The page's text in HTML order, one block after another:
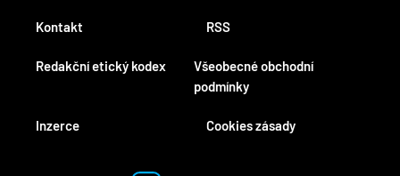
Kontakt
Redakční etický kodex
Inzerce
RSS
Všeobecné obchodní
podmínky
Cookies zásady